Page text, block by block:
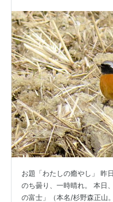
お題「わたしの癒やし」 昨
のち曇り、一時晴れ。 本日
の富士」（本名/杉野森正山